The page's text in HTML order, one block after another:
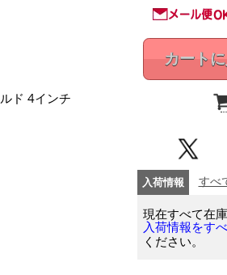
ド 4インチ
カート
入荷情報 すべ
現在すべて在
入荷情報をす
ください。